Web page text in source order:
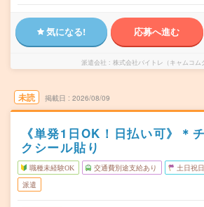
気になる! 応募へ進む
派遣会社 株式会社バイトレ（キャムコム
未読 掲載日 2026/08/09
《単発1日OK！日払い可》＊
クシール貼り
職種未経験OK 交通費別途支給あり 土日祝
派遣